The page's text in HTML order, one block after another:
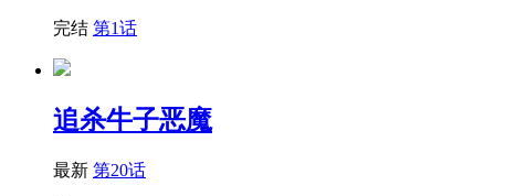
完结 第1话
追杀牛子恶魔
最新 第20话